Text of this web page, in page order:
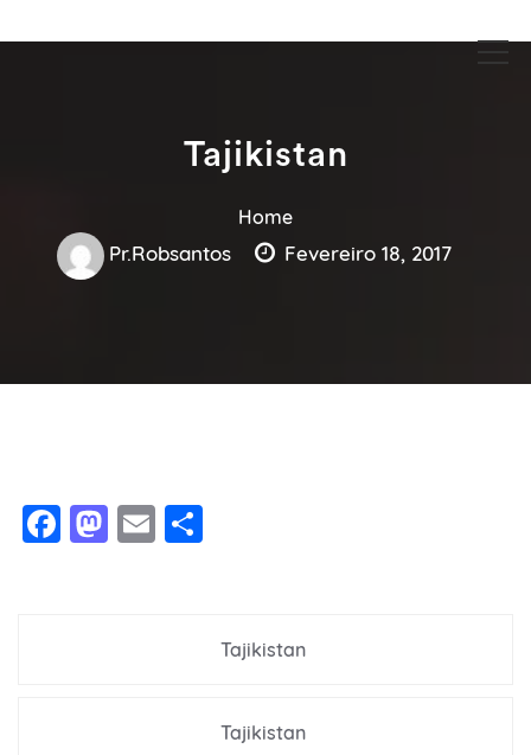
Guia Acesse encontre empresas
Tajikistan
Home
Pr.robsantos Fevereiro 18, 2017
Facebook
Mastodon
Email
Tajikistan
Tajikistan